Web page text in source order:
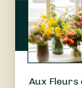
Aux Fleurs